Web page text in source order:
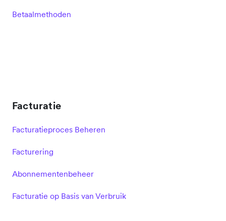
Betaalmethoden
Facturatie
Facturatieproces Beheren
Facturering
Abonnementenbeheer
Facturatie op Basis van Verbruik